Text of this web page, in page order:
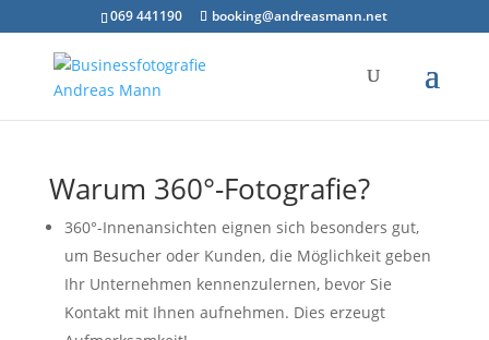
069 441190 booking@andreasmann.net
Warum 360°-Fotografie?
360°-Innenansichten eignen sich besonders gut,
um Besucher oder Kunden, die Möglichkeit geben
Ihr Unternehmen kennenzulernen, bevor Sie
Kontakt mit Ihnen aufnehmen. Dies erzeugt